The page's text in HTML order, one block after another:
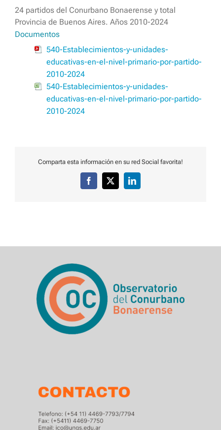
24 partidos del Conurbano Bonaerense y total
Provincia de Buenos Aires. Años 2010-2024
Documentos
540-Establecimientos-y-unidades-
educativas-en-el-nivel-primario-por-partido-
2010-2024
540-Establecimientos-y-unidades-
educativas-en-el-nivel-primario-por-partido-
2010-2024
Comparta esta información en su red Social favorita!
Facebook
X LinkedIn